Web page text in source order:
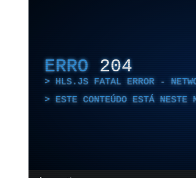
ERRO 204
HLS.JS FATAL ERROR -
ESTE CONTEÚDO ESTÁ NESTE